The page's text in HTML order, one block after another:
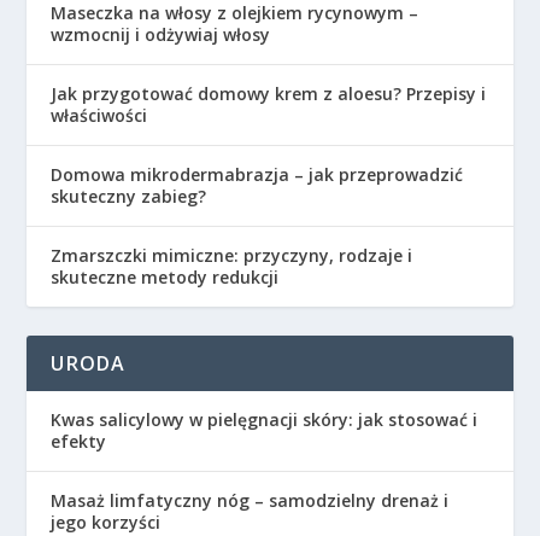
Maseczka na włosy z olejkiem rycynowym –
wzmocnij i odżywiaj włosy
Jak przygotować domowy krem z aloesu? Przepisy i
właściwości
Domowa mikrodermabrazja – jak przeprowadzić
skuteczny zabieg?
Zmarszczki mimiczne: przyczyny, rodzaje i
skuteczne metody redukcji
URODA
Kwas salicylowy w pielęgnacji skóry: jak stosować i
efekty
Masaż limfatyczny nóg – samodzielny drenaż i
jego korzyści